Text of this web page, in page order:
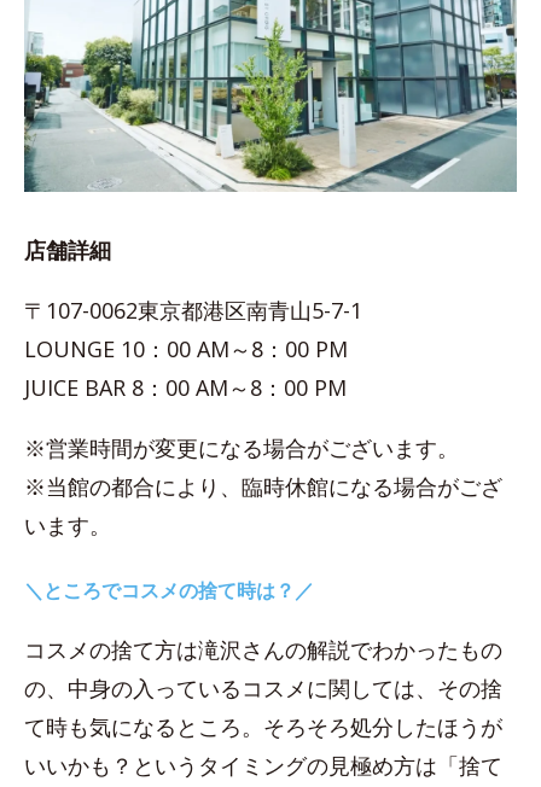
店舗詳細
〒107-0062東京都港区南青山5-7-1
LOUNGE 10：00 AM～8：00 PM
JUICE BAR 8：00 AM～8：00 PM
※営業時間が変更になる場合がございます。
※当館の都合により、臨時休館になる場合がござ
います。
＼ところでコスメの捨て時は？／
コスメの捨て方は滝沢さんの解説でわかったもの
の、中身の入っているコスメに関しては、その捨
て時も気になるところ。そろそろ処分したほうが
いいかも？というタイミングの見極め方は「捨て